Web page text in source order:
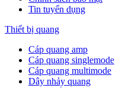
Tin tuyển dụng
Thiết bị quang
Cáp quang amp
Cáp quang singlemode
Cáp quang multimode
Dây nhảy quang